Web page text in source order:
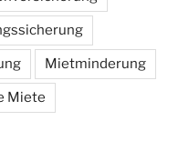
Mietminderung
Miete